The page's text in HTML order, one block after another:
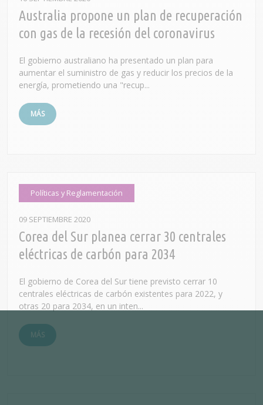
Australia propone un plan de recuperación
con gas de la recesión del coronavirus
El gobierno australiano ha presentado un plan para
aumentar el suministro de gas y reducir los precios de la
energía, prometiendo una "recup...
MÁS
Políticas y Reglamentación
09 SEPTIEMBRE 2020
Corea del Sur planea cerrar 30 centrales
eléctricas de carbón para 2034
El gobierno de Corea del Sur tiene previsto cerrar 10
centrales eléctricas de carbón existentes para 2022, y
otras 20 para 2034, en un inten...
MÁS